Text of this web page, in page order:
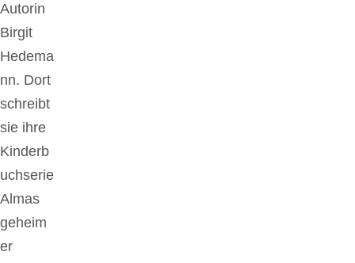
Autorin
Birgit
Hedema
nn. Dort
schreibt
sie ihre
Kinderb
uchserie
Almas
geheim
er